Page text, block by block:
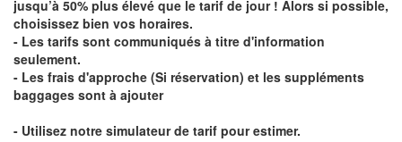
jusqu’à 50% plus élevé que le tarif de jour ! Alors si possible,
choisissez bien vos horaires.
- Les tarifs sont communiqués à titre d'information
seulement.
- Les frais d'approche (Si réservation) et les suppléments
baggages sont à ajouter
- Utilisez notre simulateur de tarif pour estimer.